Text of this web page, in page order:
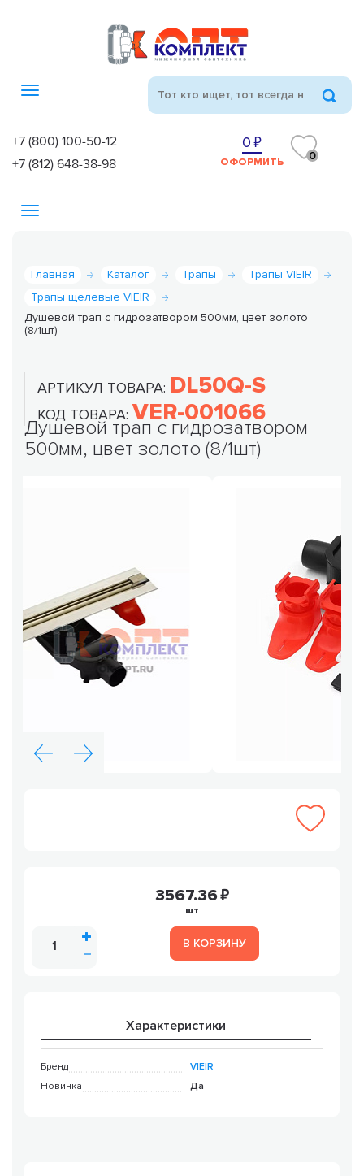
Toggle
+7 (800) 100-50-12
+7 (812) 648-38-98
0
ОФОРМИТЬ 0
Toggle
Главная Каталог Трапы
Трапы VIEIR
Трапы щелевые VIEIR
Душевой трап с гидрозатвором 500мм, цвет золото
(8/1шт)
АРТИКУЛ ТОВАРА: DL50Q-S
КОД ТОВАРА: VER-001066
Душевой трап с гидрозатвором
500мм, цвет золото (8/1шт)
3567.36
шт
В КОРЗИНУ
Характеристики
Бренд
VIEIR
Новинка
Да